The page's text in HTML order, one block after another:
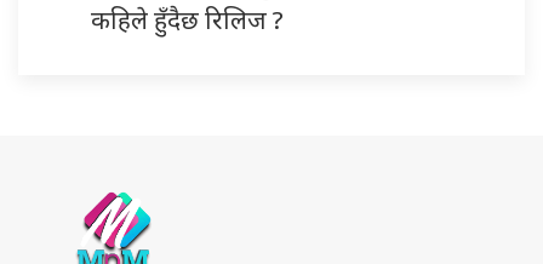
कहिले हुँदैछ रिलिज ?